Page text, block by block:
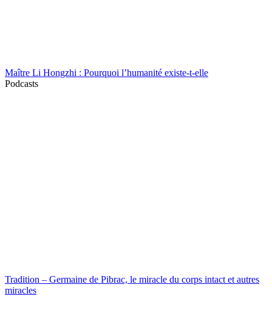
Maître Li Hongzhi : Pourquoi l’humanité existe-t-elle
Podcasts
Tradition – Germaine de Pibrac, le miracle du corps intact et autres
miracles